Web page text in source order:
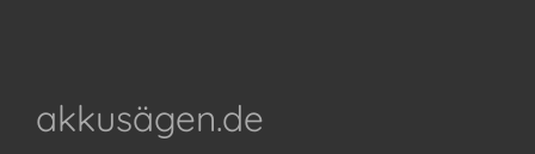
akkusägen.de